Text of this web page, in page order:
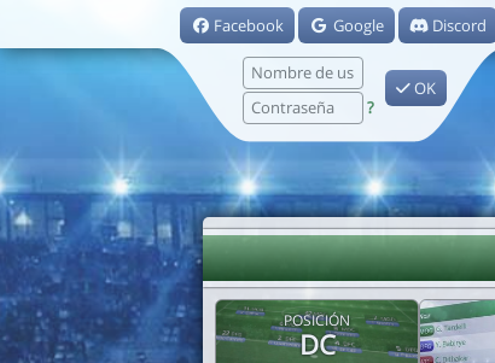
Facebook Google Discord
?
OK
POSICIÓN
DC